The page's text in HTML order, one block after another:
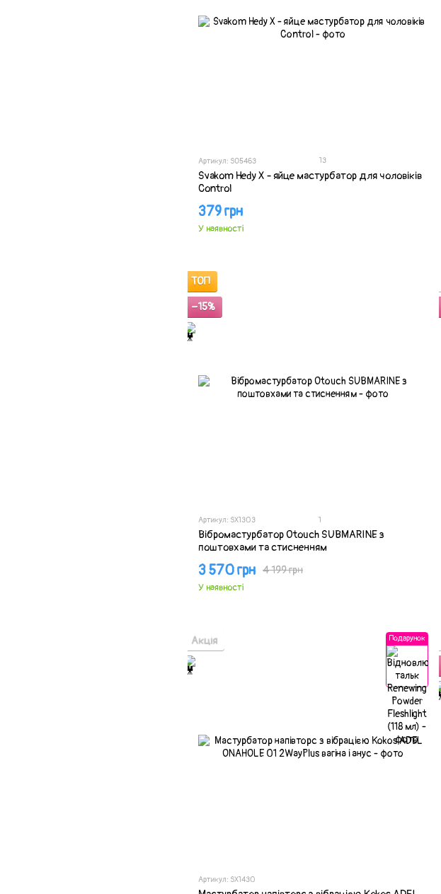
Артикул: SO5463 13
Svakom Hedy X - яйце мастурбатор для чоловіків
Control
379 грн
У наявності
ТОП
−15%
Артикул: SX1303 1
Вібромастурбатор Otouch SUBMARINE з
поштовхами та стисненням
4 199 грн
3 570 грн
У наявності
Подарунок
Акція
Артикул: SX1430